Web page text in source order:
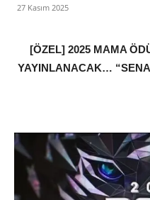
27 Kasım 2025
[ÖZEL] 2025 MAMA
YAYINLANACAK…